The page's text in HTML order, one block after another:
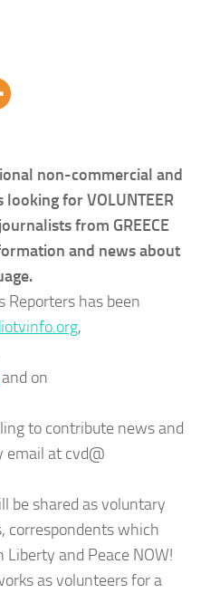
non-commercial and
for VOLUNTEER
from GREECE
and news about
Reporters has been
,
and on
to contribute news and
email at cvd@
be shared as voluntary
correspondents which
and Peace NOW!
as volunteers for a